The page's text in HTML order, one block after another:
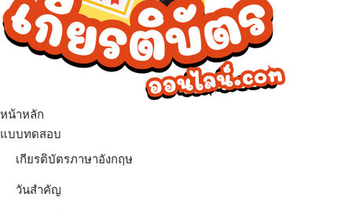
เมนู
หน้าหลัก
แบบทดสอบ
เกียรติบัตรภาษาอังกฤษ
วันสำคัญ